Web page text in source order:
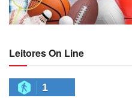
Leitores On Line
1